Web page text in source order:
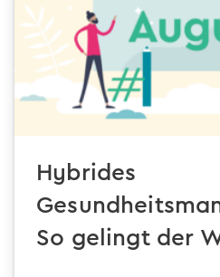
Hybrides
So gelingt der